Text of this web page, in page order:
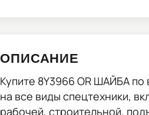
ОПИСАНИЕ
Купите 8Y3966 OR ШАЙБА по
на все виды спецтехники,
рабочей, строительной,